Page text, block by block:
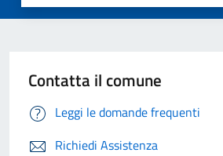
Contatta il comune
Leggi le domande frequenti
Richiedi Assistenza